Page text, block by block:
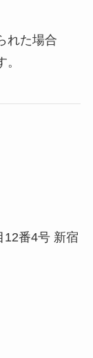
れた場合
番4号 新宿